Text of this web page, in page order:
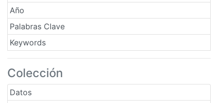
Año
Palabras Clave
Keywords
Colección
Datos